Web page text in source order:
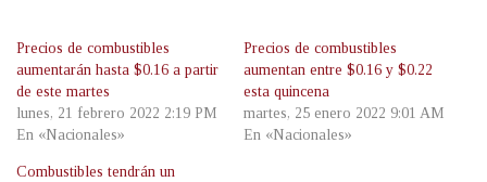
Precios de combustibles
aumentarán hasta $0.16 a partir
de este martes
lunes, 21 febrero 2022 2:19 PM
En «Nacionales»
Precios de combustibles
aumentan entre $0.16 y $0.22
esta quincena
martes, 25 enero 2022 9:01 AM
En «Nacionales»
Combustibles tendrán un